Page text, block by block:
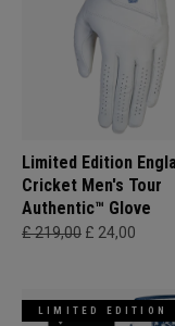
Limited Edition
Cricket Men's Tour
Authentic™ Glove
£ 219,00 £ 24,00
LIMITED EDITION